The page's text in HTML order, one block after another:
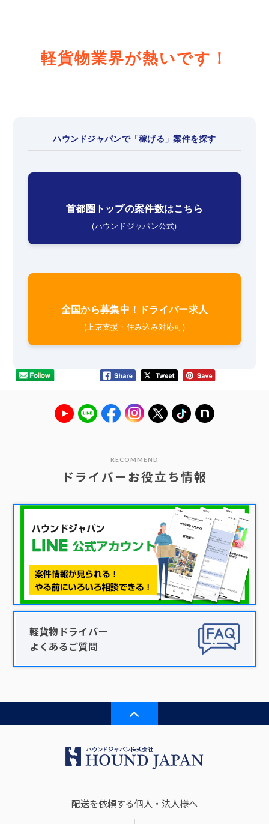
軽貨物業界が熱いです！
ハウンドジャパンで「稼げる」案件を探す
首都圏トップの案件数はこちら
(ハウンドジャパン公式)
全国から募集中！ドライバー求人
(上京支援・住み込み対応可)
RECOMMEND
ドライバーお役立ち情報
軽貨物ドライバー
よくあるご質問
配送を依頼する個人・法人様へ